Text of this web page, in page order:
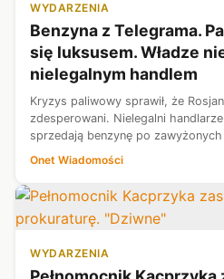
WYDARZENIA
Benzyna z Telegrama.
się luksusem. Władze
nielegalnym handlem
Kryzys paliwowy sprawił, że
zdesperowani. Nielegalni
sprzedają benzynę po
Onet Wiadomości
WYDARZENIA